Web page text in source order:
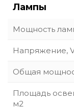
Лампы
Мощность
Напряжение,
Общая
Площадь
м2